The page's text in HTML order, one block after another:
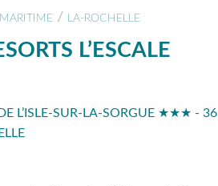
/ LA-ROCHELLE
L’ESCALE
L’ISLE-SUR-LA-SORGUE ★★★ - 36